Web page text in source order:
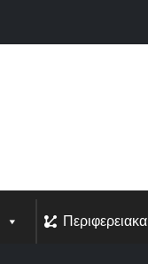
Περιφερειακα